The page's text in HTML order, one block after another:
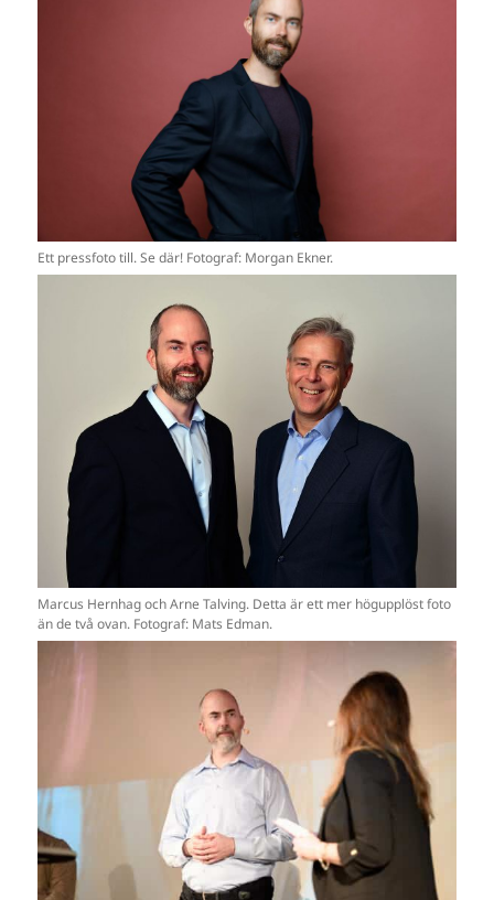
Ett pressfoto till. Se där! Fotograf: Morgan Ekner.
Marcus Hernhag och Arne Talving. Detta är ett mer högupplöst foto
än de två ovan. Fotograf: Mats Edman.